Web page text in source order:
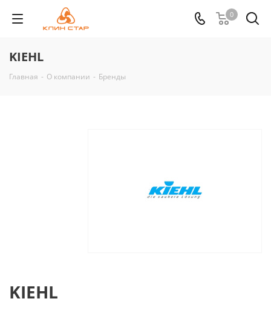
0
KIEHL
Главная - О компании - Бренды
KIEHL